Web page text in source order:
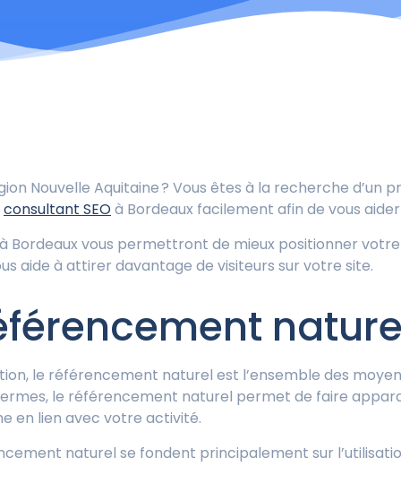
Nouvelle Aquitaine ? Vous êtes à la recherche
consultant SEOà Bordeaux facilement afin de vous
Bordeaux vous permettront de mieux positionner
aide à attirer davantage de visiteurs sur votre site.
le référencement naturel est l’ensemble des
le référencement naturel permet de faire
en lien avec votre activité.
naturel se fondent principalement sur